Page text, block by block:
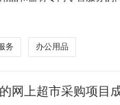
称:湖南省株洲市茶陵县
务 办公用品
网上超市采购项目